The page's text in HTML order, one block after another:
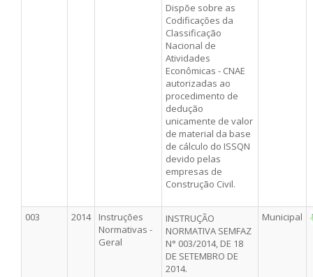
Dispõe sobre as
Codificações da
Classificação
Nacional de
Atividades
Econômicas - CNAE
autorizadas ao
procedimento de
dedução
unicamente de valor
de material da base
de cálculo do ISSQN
devido pelas
empresas de
Construção Civil.
003 2014
Instruções
Normativas -
Geral
INSTRUÇÃO
NORMATIVA SEMFAZ
N° 003/2014, DE 18
DE SETEMBRO DE
2014.
Municipal